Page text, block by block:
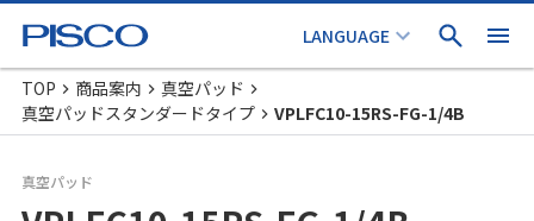
TOP 商品案内
真空パッド
真空パッドスタンダードタイプ
VPLFC10-15RS-FG-1/4B
真空パッド